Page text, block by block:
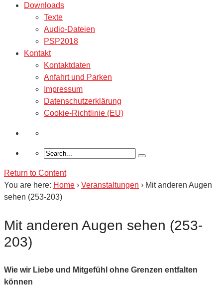
Downloads
Texte
Audio-Dateien
PSP2018
Kontakt
Kontaktdaten
Anfahrt und Parken
Impressum
Datenschutzerklärung
Cookie-Richtlinie (EU)
Return to Content
You are here: Home › Veranstaltungen › Mit anderen Augen
sehen (253-203)
Mit anderen Augen sehen (253-
203)
Wie wir Liebe und Mitgefühl ohne Grenzen entfalten
können